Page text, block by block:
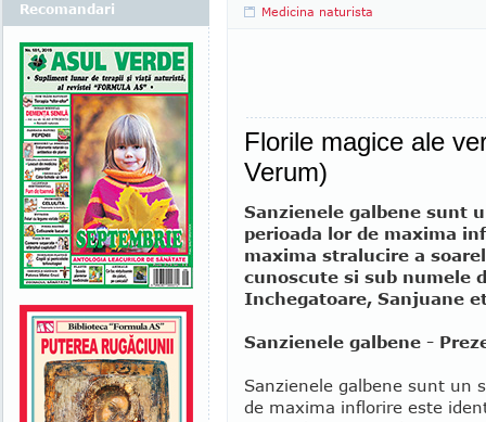
Medicina naturista
Florile magice ale
Verum)
Sanzienele galbene sunt
perioada lor de maxima
maxima stralucire a
cunoscute si sub numele
Inchegatoare, Sanjuane
Sanzienele galbene -
Sanzienele galbene sunt un
de maxima inflorire este
Recomandari